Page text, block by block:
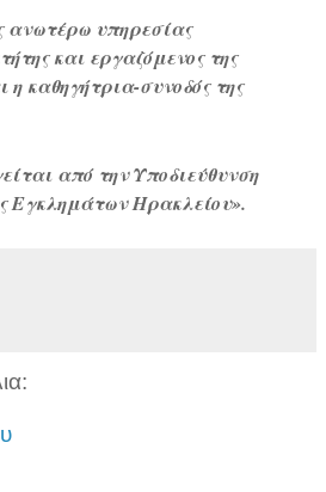
ανωτέρω υπηρεσίας
και εργαζόμενος της
η καθηγήτρια-συνοδός της
από την Υποδιεύθυνση
Εγκλημάτων Ηρακλείου».